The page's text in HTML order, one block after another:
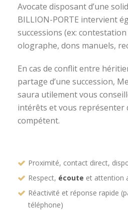
Avocate disposant d’une
BILLION-PORTE intervient
successions (ex:
olographe, dons manuels,
En cas de conflit entre
partage d’une succession,
saura utilement vous
intérêts et vous représenter
compétent.
Proximité, contact direct,
Respect, écoute et attention
Réactivité et réponse rapide
téléphone)